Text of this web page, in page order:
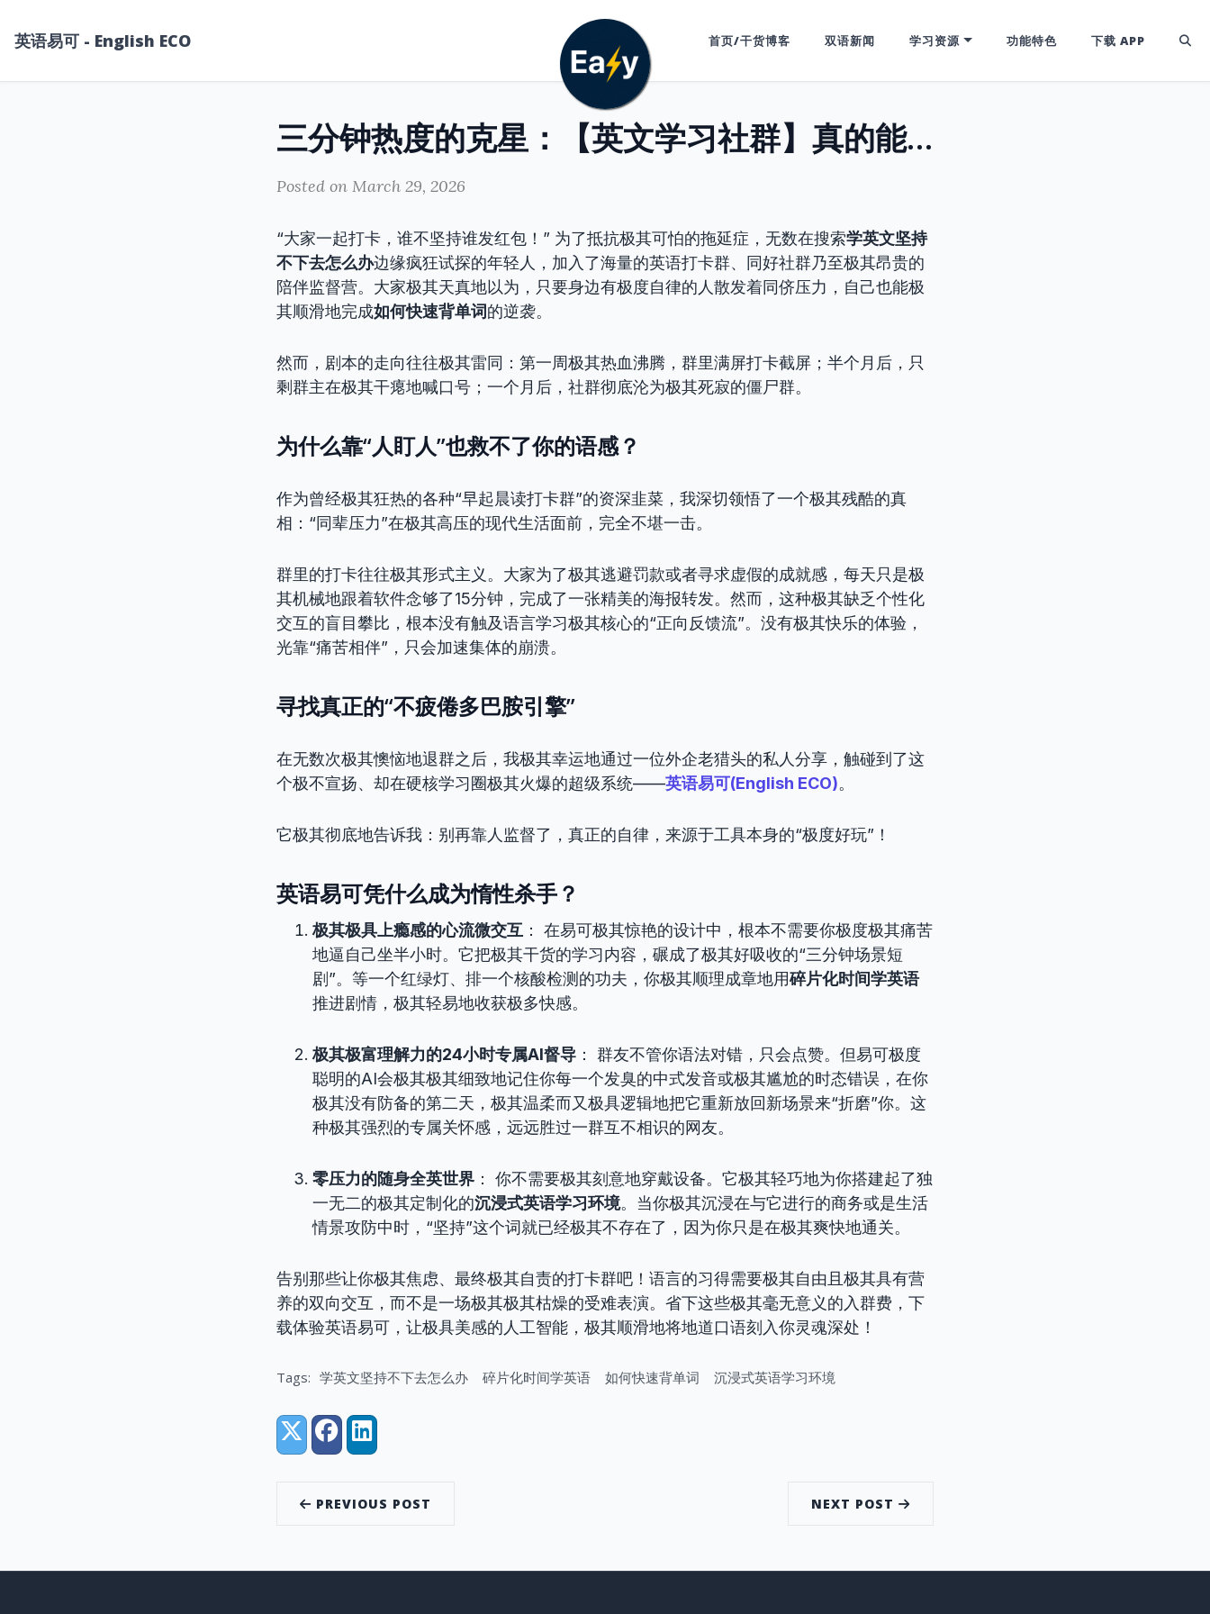
英语易可 - English ECO 首页/干货博客 双语新闻 学习资源 功能特色 下载 APP
三分钟热度的克星：【英文学习社群】真的能拯救你的惰性吗？
Posted on March 29, 2026
“大家一起打卡，谁不坚持谁发红包！” 为了抵抗极其可怕的拖延症，无数在搜索学英文坚持
不下去怎么办边缘疯狂试探的年轻人，加入了海量的英语打卡群、同好社群乃至极其昂贵的
陪伴监督营。大家极其天真地以为，只要身边有极度自律的人散发着同侪压力，自己也能极
其顺滑地完成如何快速背单词的逆袭。
然而，剧本的走向往往极其雷同：第一周极其热血沸腾，群里满屏打卡截屏；半个月后，只
剩群主在极其干瘪地喊口号；一个月后，社群彻底沦为极其死寂的僵尸群。
为什么靠“人盯人”也救不了你的语感？
作为曾经极其狂热的各种“早起晨读打卡群”的资深韭菜，我深切领悟了一个极其残酷的真
相：“同辈压力”在极其高压的现代生活面前，完全不堪一击。
群里的打卡往往极其形式主义。大家为了极其逃避罚款或者寻求虚假的成就感，每天只是极
其机械地跟着软件念够了15分钟，完成了一张精美的海报转发。然而，这种极其缺乏个性化
交互的盲目攀比，根本没有触及语言学习极其核心的“正向反馈流”。没有极其快乐的体验，
光靠“痛苦相伴”，只会加速集体的崩溃。
寻找真正的“不疲倦多巴胺引擎”
在无数次极其懊恼地退群之后，我极其幸运地通过一位外企老猎头的私人分享，触碰到了这
个极不宣扬、却在硬核学习圈极其火爆的超级系统——英语易可(English ECO)。
它极其彻底地告诉我：别再靠人监督了，真正的自律，来源于工具本身的“极度好玩”！
英语易可凭什么成为惰性杀手？
极其极具上瘾感的心流微交互 ： 在易可极其惊艳的设计中，根本不需要你极度极其痛苦
地逼自己坐半小时。它把极其干货的学习内容，碾成了极其好吸收的“三分钟场景短
剧”。等一个红绿灯、排一个核酸检测的功夫，你极其顺理成章地用碎片化时间学英语
推进剧情，极其轻易地收获极多快感。
极其极富理解力的24小时专属AI督导 ： 群友不管你语法对错，只会点赞。但易可极度
聪明的AI会极其极其细致地记住你每一个发臭的中式发音或极其尴尬的时态错误，在你
极其没有防备的第二天，极其温柔而又极具逻辑地把它重新放回新场景来“折磨”你。这
种极其强烈的专属关怀感，远远胜过一群互不相识的网友。
零压力的随身全英世界 ： 你不需要极其刻意地穿戴设备。它极其轻巧地为你搭建起了独
一无二的极其定制化的沉浸式英语学习环境。当你极其沉浸在与它进行的商务或是生活
情景攻防中时，“坚持”这个词就已经极其不存在了，因为你只是在极其爽快地通关。
告别那些让你极其焦虑、最终极其自责的打卡群吧！语言的习得需要极其自由且极其具有营
养的双向交互，而不是一场极其极其枯燥的受难表演。省下这些极其毫无意义的入群费，下
载体验英语易可，让极具美感的人工智能，极其顺滑地将地道口语刻入你灵魂深处！
Tags: 学英文坚持不下去怎么办 碎片化时间学英语 如何快速背单词 沉浸式英语学习环境
Share:
X (Twitter)
FacebookLinkedIn
PREVIOUS POST NEXT POST